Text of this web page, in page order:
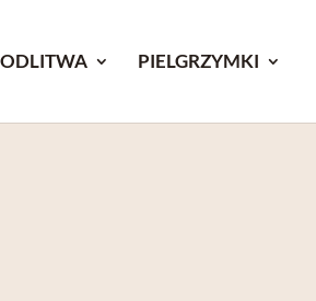
PIELGRZYMKI